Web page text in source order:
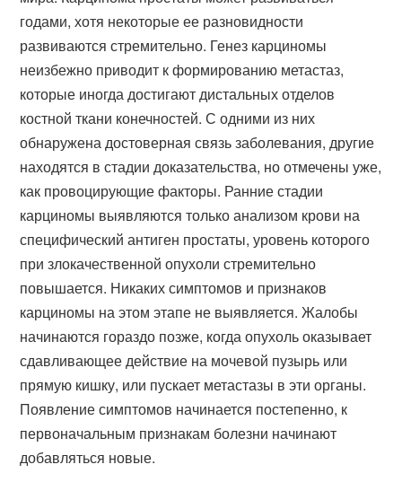
годами, хотя некоторые ее разновидности
развиваются стремительно. Генез карциномы
неизбежно приводит к формированию метастаз,
которые иногда достигают дистальных отделов
костной ткани конечностей. С одними из них
обнаружена достоверная связь заболевания, другие
находятся в стадии доказательства, но отмечены уже,
как провоцирующие факторы. Ранние стадии
карциномы выявляются только анализом крови на
специфический антиген простаты, уровень которого
при злокачественной опухоли стремительно
повышается. Никаких симптомов и признаков
карциномы на этом этапе не выявляется. Жалобы
начинаются гораздо позже, когда опухоль оказывает
сдавливающее действие на мочевой пузырь или
прямую кишку, или пускает метастазы в эти органы.
Появление симптомов начинается постепенно, к
первоначальным признакам болезни начинают
добавляться новые.